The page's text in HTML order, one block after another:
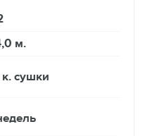
м.
сушки